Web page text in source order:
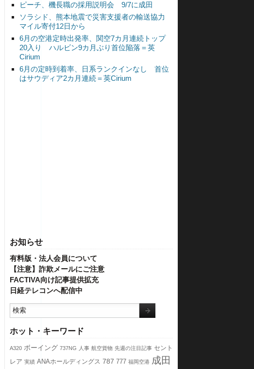
ピーチ、機長職の採用説明会 9/7に成田
ソラシド、熊本地震で災害支援者の輸送協力
マイル寄付12日から
6月の空港定時出発率、関空7カ月連続トップ
20入り ハルビン9カ月ぶり首位陥落＝英
Cirium
6月の定時到着率、日系ランクインなし 首位
はサウディア2カ月連続＝英Cirium
お知らせ
有料版・法人会員について
【注意】詐欺メールにご注意
FACTIVA向け記事提供拡充
日経テレコンへ配信中
ホット・キーワード
A320 ボーイング 737NG 人事 航空貨物 先週の注目記事 セント
レア 実績 ANAホールディングス 787 777 福岡空港 成田